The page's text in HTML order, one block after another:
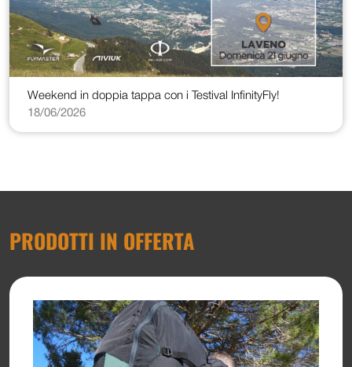
Weekend in doppia tappa con i Testival InfinityFly!
18/06/2026
PRODOTTI IN OFFERTA